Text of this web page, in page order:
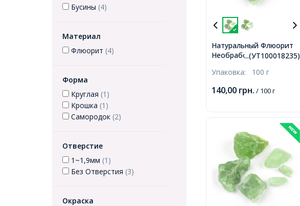
Бусины (4)
Материал
Флюорит (4)
Форма
Круглая (1)
Крошка (1)
Самородок (2)
Отверстие
1~1,9мм (1)
Без Отверстия (3)
Окраска
...(УТ100018235)
Натуральный Флюорит
Необработанные
42x24-26мм, без
3-8шт,
Упаковка: 100 г
140,00 грн. / 100 г